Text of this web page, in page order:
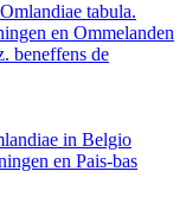
tabula.
en Ommelanden
beneffens de
in Belgio
en Pais-bas